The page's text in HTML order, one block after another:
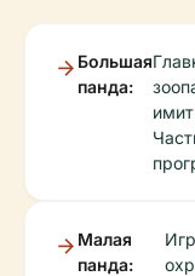
Большая
панда:
Малая
панда: